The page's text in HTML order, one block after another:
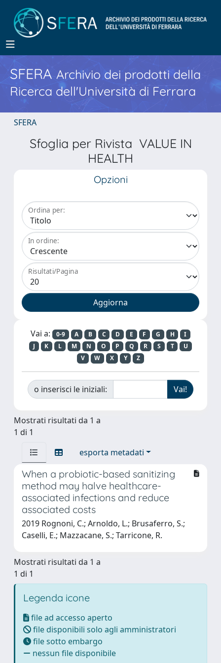
SFERA Archivio dei prodotti della
Ricerca dell'Università di Ferrara
SFERA
Sfoglia per Rivista VALUE IN
HEALTH
Opzioni
Ordina per:
In ordine:
Risultati/Pagina
Vai a: 0-9 A B C D E F G H
I
J
K L M N O P Q R S T
U
V
W X Y Z
o inserisci le iniziali:
Mostrati risultati da 1 a
1 di 1
esporta metadati
When a probiotic-based sanitizing
method may halve healthcare-
associated infections and reduce
associated costs
2019 Rognoni, C.; Arnoldo, L.; Brusaferro, S.;
Caselli, E.; Mazzacane, S.; Tarricone, R.
Mostrati risultati da 1 a
1 di 1
Legenda icone
file ad accesso aperto
file disponibili solo agli amministratori
file sotto embargo
nessun file disponibile